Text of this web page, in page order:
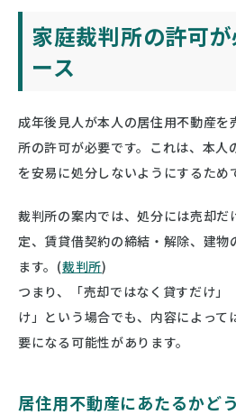
家庭裁判所の許可
ース
成年後見人が本人の居住用不動産を
所の許可が必要です。これは、本人
を安易に処分しないようにするため
裁判所の案内では、処分には売却だ
定、賃貸借契約の締結・解除、建
ます。(裁判所)
つまり、「売却ではなく貸すだけ」
け」という場合でも、内容によって
要になる可能性があります。
居住用不動産にあたるかど